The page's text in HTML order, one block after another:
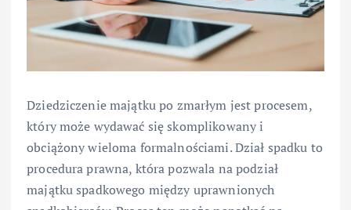
Dziedziczenie majątku po zmarłym jest procesem,
który może wydawać się skomplikowany i
obciążony wieloma formalnościami. Dział spadku to
procedura prawna, która pozwala na podział
majątku spadkowego między uprawnionych